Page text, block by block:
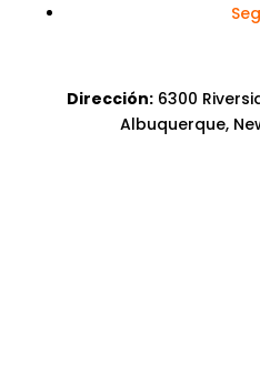
Dirección: 6300
Albuquerque,